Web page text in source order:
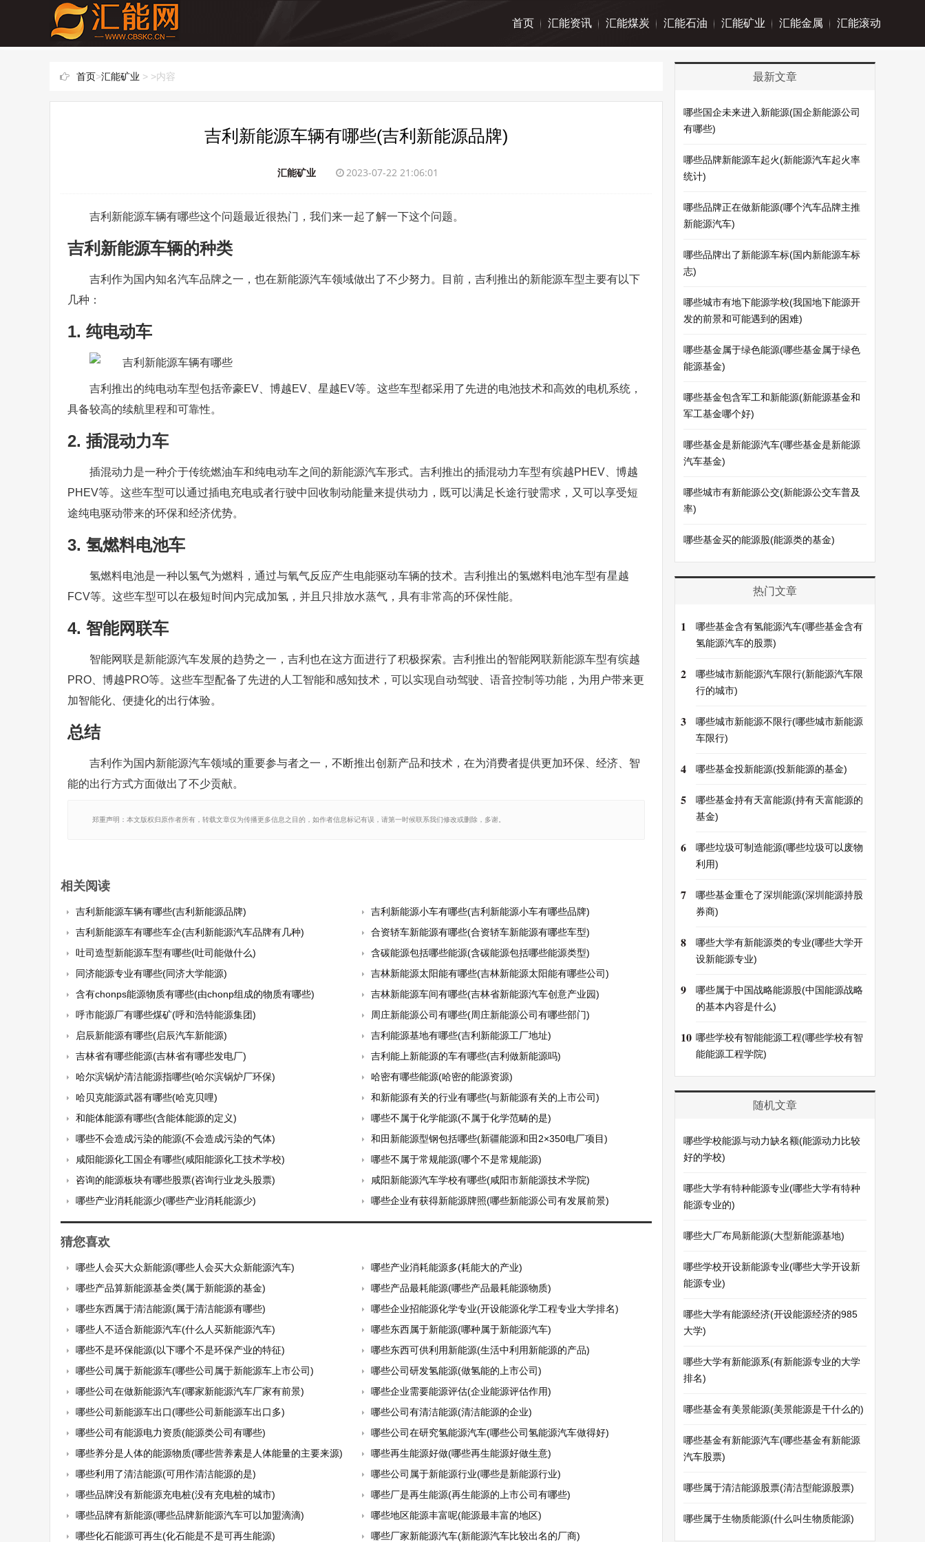
首页 汇能资讯 汇能煤炭 汇能石油 汇能矿业 汇能金属 汇能滚动
首页>汇能矿业 > >内容
吉利新能源车辆有哪些(吉利新能源品牌)
汇能矿业 2023-07-22 21:06:01
吉利新能源车辆有哪些这个问题最近很热门，我们来一起了解一下这个问题。
吉利新能源车辆的种类
吉利作为国内知名汽车品牌之一，也在新能源汽车领域做出了不少努力。目前，吉利推出的新能源车型主要有以下
几种：
1. 纯电动车
吉利推出的纯电动车型包括帝豪EV、博越EV、星越EV等。这些车型都采用了先进的电池技术和高效的电机系统，
具备较高的续航里程和可靠性。
2. 插混动力车
插混动力是一种介于传统燃油车和纯电动车之间的新能源汽车形式。吉利推出的插混动力车型有缤越PHEV、博越
PHEV等。这些车型可以通过插电充电或者行驶中回收制动能量来提供动力，既可以满足长途行驶需求，又可以享受短
途纯电驱动带来的环保和经济优势。
3. 氢燃料电池车
氢燃料电池是一种以氢气为燃料，通过与氧气反应产生电能驱动车辆的技术。吉利推出的氢燃料电池车型有星越
FCV等。这些车型可以在极短时间内完成加氢，并且只排放水蒸气，具有非常高的环保性能。
4. 智能网联车
智能网联是新能源汽车发展的趋势之一，吉利也在这方面进行了积极探索。吉利推出的智能网联新能源车型有缤越
PRO、博越PRO等。这些车型配备了先进的人工智能和感知技术，可以实现自动驾驶、语音控制等功能，为用户带来更
加智能化、便捷化的出行体验。
总结
吉利作为国内新能源汽车领域的重要参与者之一，不断推出创新产品和技术，在为消费者提供更加环保、经济、智
能的出行方式方面做出了不少贡献。
郑重声明：本文版权归原作者所有，转载文章仅为传播更多信息之目的，如作者信息标记有误，请第一时候联系我们修改或删除，多谢。
相关阅读
吉利新能源车辆有哪些(吉利新能源品牌)
吉利新能源小车有哪些(吉利新能源小车有哪些品牌)
吉利新能源车有哪些车企(吉利新能源汽车品牌有几种)
合资轿车新能源有哪些(合资轿车新能源有哪些车型)
吐司造型新能源车型有哪些(吐司能做什么)
含碳能源包括哪些能源(含碳能源包括哪些能源类型)
同济能源专业有哪些(同济大学能源)
吉林新能源太阳能有哪些(吉林新能源太阳能有哪些公司)
含有chonps能源物质有哪些(由chonp组成的物质有哪些)
吉林新能源车间有哪些(吉林省新能源汽车创意产业园)
呼市能源厂有哪些煤矿(呼和浩特能源集团)
周庄新能源公司有哪些(周庄新能源公司有哪些部门)
启辰新能源有哪些(启辰汽车新能源)
吉利能源基地有哪些(吉利新能源工厂地址)
吉林省有哪些能源(吉林省有哪些发电厂)
吉利能上新能源的车有哪些(吉利做新能源吗)
哈尔滨锅炉清洁能源指哪些(哈尔滨锅炉厂环保)
哈密有哪些能源(哈密的能源资源)
哈贝克能源武器有哪些(哈克贝哩)
和新能源有关的行业有哪些(与新能源有关的上市公司)
和能体能源有哪些(含能体能源的定义)
哪些不属于化学能源(不属于化学范畴的是)
哪些不会造成污染的能源(不会造成污染的气体)
和田新能源型钢包括哪些(新疆能源和田2×350电厂项目)
咸阳能源化工国企有哪些(咸阳能源化工技术学校)
哪些不属于常规能源(哪个不是常规能源)
咨询的能源板块有哪些股票(咨询行业龙头股票)
咸阳新能源汽车学校有哪些(咸阳市新能源技术学院)
哪些产业消耗能源少(哪些产业消耗能源少)
哪些企业有获得新能源牌照(哪些新能源公司有发展前景)
猜您喜欢
哪些人会买大众新能源(哪些人会买大众新能源汽车)
哪些产业消耗能源多(耗能大的产业)
哪些产品算新能源基金类(属于新能源的基金)
哪些产品最耗能源(哪些产品最耗能源物质)
哪些东西属于清洁能源(属于清洁能源有哪些)
哪些企业招能源化学专业(开设能源化学工程专业大学排名)
哪些人不适合新能源汽车(什么人买新能源汽车)
哪些东西属于新能源(哪种属于新能源汽车)
哪些不是环保能源(以下哪个不是环保产业的特征)
哪些东西可供利用新能源(生活中利用新能源的产品)
哪些公司属于新能源车(哪些公司属于新能源车上市公司)
哪些公司研发氢能源(做氢能的上市公司)
哪些公司在做新能源汽车(哪家新能源汽车厂家有前景)
哪些企业需要能源评估(企业能源评估作用)
哪些公司新能源车出口(哪些公司新能源车出口多)
哪些公司有清洁能源(清洁能源的企业)
哪些公司有能源电力资质(能源类公司有哪些)
哪些公司在研究氢能源汽车(哪些公司氢能源汽车做得好)
哪些养分是人体的能源物质(哪些营养素是人体能量的主要来源)
哪些再生能源好做(哪些再生能源好做生意)
哪些利用了清洁能源(可用作清洁能源的是)
哪些公司属于新能源行业(哪些是新能源行业)
哪些品牌没有新能源充电桩(没有充电桩的城市)
哪些厂是再生能源(再生能源的上市公司有哪些)
哪些品牌有新能源(哪些品牌新能源汽车可以加盟滴滴)
哪些地区能源丰富呢(能源最丰富的地区)
哪些化石能源可再生(化石能是不是可再生能源)
哪些厂家新能源汽车(新能源汽车比较出名的厂商)
最新文章
哪些国企未来进入新能源(国企新能源公司
有哪些)
哪些品牌新能源车起火(新能源汽车起火率
统计)
哪些品牌正在做新能源(哪个汽车品牌主推
新能源汽车)
哪些品牌出了新能源车标(国内新能源车标
志)
哪些城市有地下能源学校(我国地下能源开
发的前景和可能遇到的困难)
哪些基金属于绿色能源(哪些基金属于绿色
能源基金)
哪些基金包含军工和新能源(新能源基金和
军工基金哪个好)
哪些基金是新能源汽车(哪些基金是新能源
汽车基金)
哪些城市有新能源公交(新能源公交车普及
率)
哪些基金买的能源股(能源类的基金)
热门文章
1
哪些基金含有氢能源汽车(哪些基金含有
氢能源汽车的股票)
2
哪些城市新能源汽车限行(新能源汽车限
行的城市)
3
哪些城市新能源不限行(哪些城市新能源
车限行)
4 哪些基金投新能源(投新能源的基金)
5
哪些基金持有天富能源(持有天富能源的
基金)
6
哪些垃圾可制造能源(哪些垃圾可以废物
利用)
7
哪些基金重仓了深圳能源(深圳能源持股
券商)
8
哪些大学有新能源类的专业(哪些大学开
设新能源专业)
9
哪些属于中国战略能源股(中国能源战略
的基本内容是什么)
10 哪些学校有智能能源工程(哪些学校有智
能能源工程学院)
随机文章
哪些学校能源与动力缺名额(能源动力比较
好的学校)
哪些大学有特种能源专业(哪些大学有特种
能源专业的)
哪些大厂布局新能源(大型新能源基地)
哪些学校开设新能源专业(哪些大学开设新
能源专业)
哪些大学有能源经济(开设能源经济的985
大学)
哪些大学有新能源系(有新能源专业的大学
排名)
哪些基金有美景能源(美景能源是干什么的)
哪些基金有新能源汽车(哪些基金有新能源
汽车股票)
哪些属于清洁能源股票(清洁型能源股票)
哪些属于生物质能源(什么叫生物质能源)